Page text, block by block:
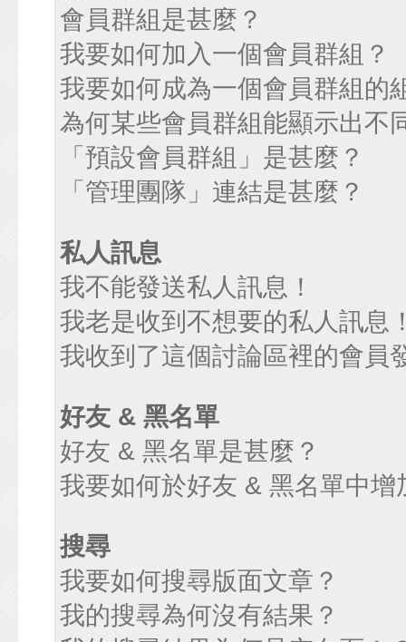
會員群組是甚麼？
我要如何加入一個會員群組？
我要如何成為一個會員群組的
為何某些會員群組能顯示出不
「預設會員群組」是甚麼？
「管理團隊」連結是甚麼？
私人訊息
我不能發送私人訊息！
我老是收到不想要的私人訊息
我收到了這個討論區裡的會員
好友 & 黑名單
好友 & 黑名單是甚麼？
我要如何於好友 & 黑名單中增
搜尋
我要如何搜尋版面文章？
我的搜尋為何沒有結果？